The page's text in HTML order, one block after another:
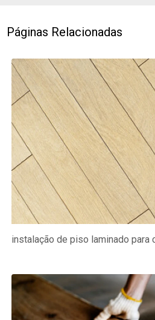
Páginas Relacionadas
instalação de piso laminado para